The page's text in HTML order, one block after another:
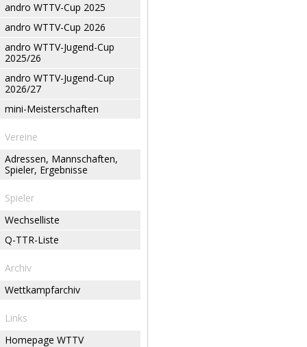
andro WTTV-Cup 2025
andro WTTV-Cup 2026
andro WTTV-Jugend-Cup
2025/26
andro WTTV-Jugend-Cup
2026/27
mini-Meisterschaften
Vereine
Adressen, Mannschaften,
Spieler, Ergebnisse
Spieler
Wechselliste
Q-TTR-Liste
Archiv
Wettkampfarchiv
Links
Homepage WTTV